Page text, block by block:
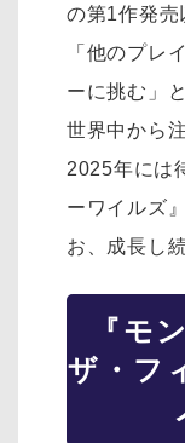
の第1作発売
「他のプレ
ーに挑む」
世界中から
2025年には
ーワイルズ
お、成長し
『モ
ザ・フ